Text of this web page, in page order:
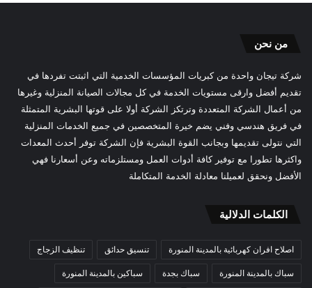
من نحن
شركة تيجان واحدة من كبريات المؤسسات الخدمية التي اثبتت تفردها في
تقديم أفضل وارقى مستويات الخدمة في كل مجالات الصيانة المنزلية وغيرها
من أعمال الشركة المتعددة وترتكز الشركة أولا على قوتها البشرية المتمثلة
في فريق هندسي وفني يضم خيرة المتخصصين في جميع الخدمات المنزلية
التي نتولى تقديمها وبجانب القوة البشرية فإن الشركة توفر أحدث المعدات
واكثرها تطورا مع توفير كافة أدوات العمل ومستلزماته وعن أسعارنا فهي
الأفضل ونحقق لعميلنا معادلة الخدمة المتكاملة
الكلمات الدلالية
اصلاح افران كهربائية بالمدينة المنورة تنسيق حدائق تنظيف الزجاج
سباك بالمدينة المنورة سباك بجدة سباكين بالمدينة المنورة